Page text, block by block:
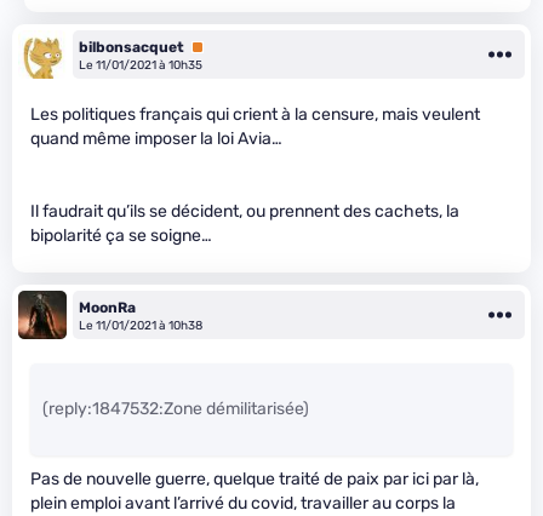
bilbonsacquet Premium
Le 11/01/2021 à 10h35
Les politiques français qui crient à la censure, mais veulent
quand même imposer la loi Avia…
Il faudrait qu’ils se décident, ou prennent des cachets, la
bipolarité ça se soigne…
MoonRa
Le 11/01/2021 à 10h38
(reply:1847532:Zone démilitarisée)
Pas de nouvelle guerre, quelque traité de paix par ici par là,
plein emploi avant l’arrivé du covid, travailler au corps la